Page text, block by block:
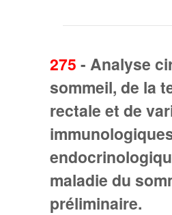
275 -Analyse
sommeil, de la
rectale et de
maladie du
préliminaire.